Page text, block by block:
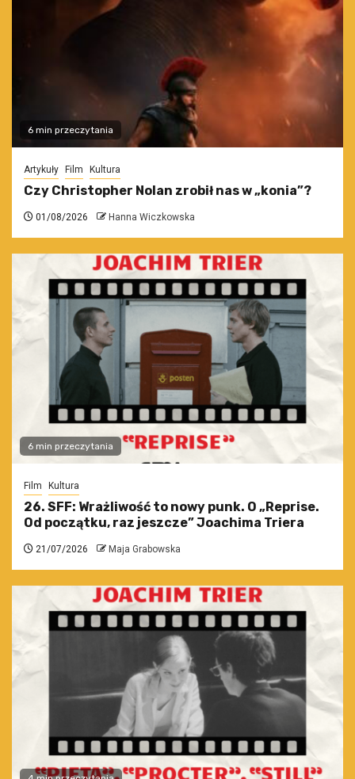
6 min przeczytania
Artykuły Film Kultura
Czy Christopher Nolan zrobił nas w „konia”?
01/08/2026 Hanna Wiczkowska
6 min przeczytania
Film Kultura
26. SFF: Wrażliwość to nowy punk. O „Reprise.
Od początku, raz jeszcze” Joachima Triera
21/07/2026 Maja Grabowska